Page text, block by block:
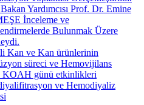
Yardımcısı Prof. Dr. Emine
İnceleme ve
Bulunmak Üzere
Kan ve Kan ürünlerinin
süreci ve Hemovijilans
KOAH günü etkinlikleri
ve Hemodiyaliz